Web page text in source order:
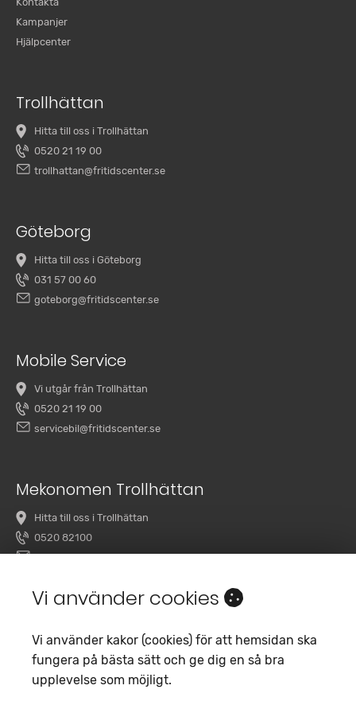
Kampanjer
Hjälpcenter
Trollhättan
Hitta till oss i Trollhättan
0520 21 19 00
trollhattan@fritidscenter.se
Göteborg
Hitta till oss i Göteborg
031 57 00 60
goteborg@fritidscenter.se
Mobile Service
Vi utgår från Trollhättan
0520 21 19 00
servicebil@fritidscenter.se
Mekonomen Trollhättan
Hitta till oss i Trollhättan
0520 82100
overby@mekonomenbilverkstad.se
Copyright 2020 Fritidscenter
Vi använder cookies
Vi använder kakor (cookies) för att hemsidan ska
fungera på bästa sätt och ge dig en så bra
upplevelse som möjligt.